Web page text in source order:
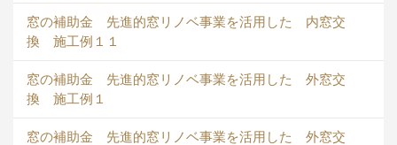
窓の補助金 先進的窓リノベ事業を活用した 内窓交
換 施工例１１
窓の補助金 先進的窓リノベ事業を活用した 外窓交
換 施工例１
窓の補助金 先進的窓リノベ事業を活用した 外窓交